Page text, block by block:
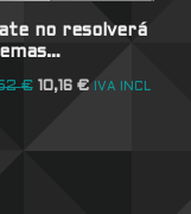
no resolverá
€ 10,16 € IVA INCL